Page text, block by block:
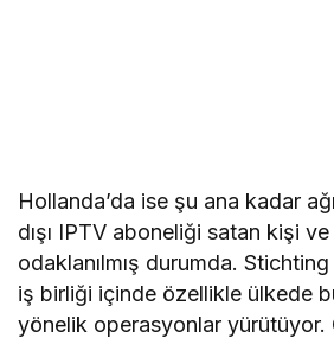
Hollanda’da ise şu ana kadar
dışı IPTV aboneliği satan kişi ve
odaklanılmış durumda. Stichting
iş birliği içinde özellikle ülkede
yönelik operasyonlar yürütüyor.